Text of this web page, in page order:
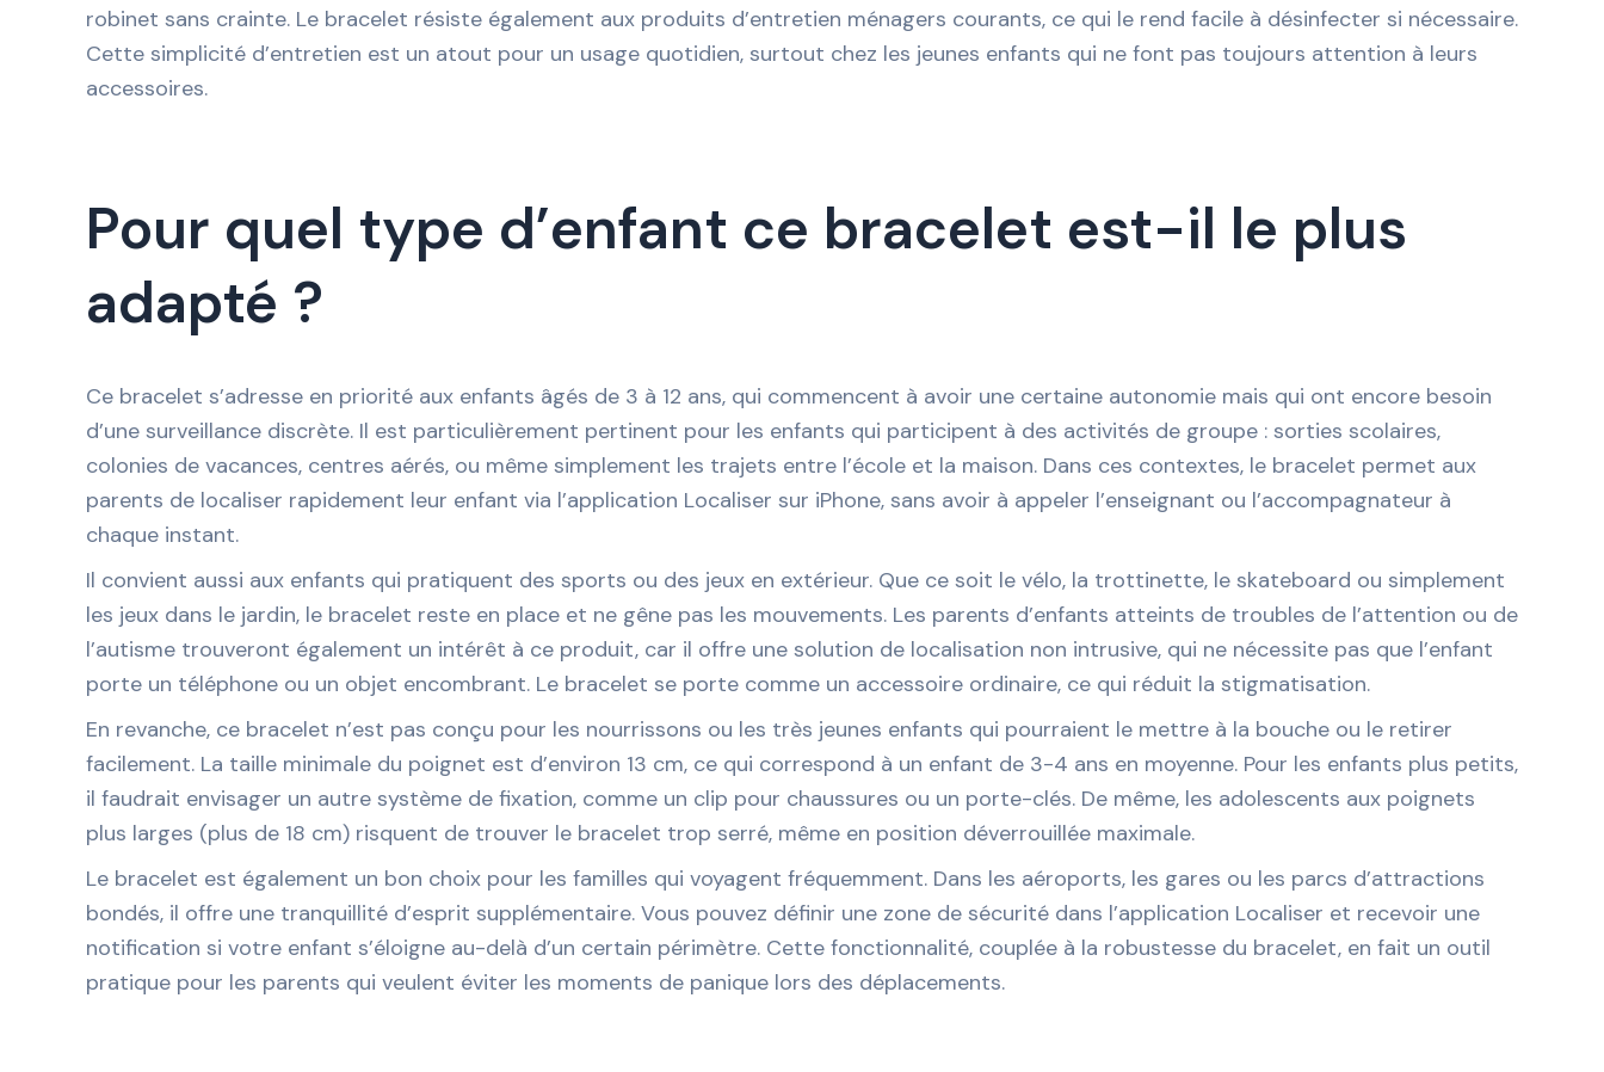
robinet sans crainte. Le bracelet résiste également aux produits d’entretien ménagers courants, ce qui le rend facile à désinfecter si nécessaire.
Cette simplicité d’entretien est un atout pour un usage quotidien, surtout chez les jeunes enfants qui ne font pas toujours attention à leurs
accessoires.
Pour quel type d’enfant ce bracelet est-il le plus
adapté ?
Ce bracelet s’adresse en priorité aux enfants âgés de 3 à 12 ans, qui commencent à avoir une certaine autonomie mais qui ont encore besoin
d’une surveillance discrète. Il est particulièrement pertinent pour les enfants qui participent à des activités de groupe : sorties scolaires,
colonies de vacances, centres aérés, ou même simplement les trajets entre l’école et la maison. Dans ces contextes, le bracelet permet aux
parents de localiser rapidement leur enfant via l’application Localiser sur iPhone, sans avoir à appeler l’enseignant ou l’accompagnateur à
chaque instant.
Il convient aussi aux enfants qui pratiquent des sports ou des jeux en extérieur. Que ce soit le vélo, la trottinette, le skateboard ou simplement
les jeux dans le jardin, le bracelet reste en place et ne gêne pas les mouvements. Les parents d’enfants atteints de troubles de l’attention ou de
l’autisme trouveront également un intérêt à ce produit, car il offre une solution de localisation non intrusive, qui ne nécessite pas que l’enfant
porte un téléphone ou un objet encombrant. Le bracelet se porte comme un accessoire ordinaire, ce qui réduit la stigmatisation.
En revanche, ce bracelet n’est pas conçu pour les nourrissons ou les très jeunes enfants qui pourraient le mettre à la bouche ou le retirer
facilement. La taille minimale du poignet est d’environ 13 cm, ce qui correspond à un enfant de 3-4 ans en moyenne. Pour les enfants plus petits,
il faudrait envisager un autre système de fixation, comme un clip pour chaussures ou un porte-clés. De même, les adolescents aux poignets
plus larges (plus de 18 cm) risquent de trouver le bracelet trop serré, même en position déverrouillée maximale.
Le bracelet est également un bon choix pour les familles qui voyagent fréquemment. Dans les aéroports, les gares ou les parcs d’attractions
bondés, il offre une tranquillité d’esprit supplémentaire. Vous pouvez définir une zone de sécurité dans l’application Localiser et recevoir une
notification si votre enfant s’éloigne au-delà d’un certain périmètre. Cette fonctionnalité, couplée à la robustesse du bracelet, en fait un outil
pratique pour les parents qui veulent éviter les moments de panique lors des déplacements.